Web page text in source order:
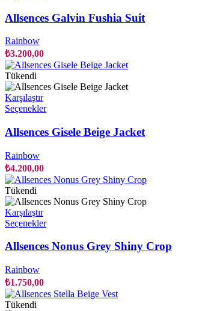
birden
fazla
ürün
seçilebilir
Allsences Galvin Fushia Suit
Rainbow
₺3.200,00
Tükendi
Karşılaştır
SeçeneklerBu
birden
fazla
ürün
seçilebilir
Allsences Gisele Beige Jacket
Rainbow
₺4.200,00
Tükendi
Karşılaştır
SeçeneklerBu
birden
ürün
Allsences Nonus Grey Shiny Crop
Rainbow
₺1.750,00
Tükendi